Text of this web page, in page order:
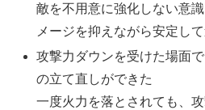
敵を不用意に強化しない意
メージを抑えながら安定して
攻撃力ダウンを受けた場面
の立て直しができた
一度火力を落とされても、